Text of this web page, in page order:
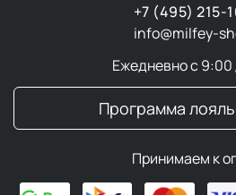
+7 (495) 215-
info@milfey-
Ежедневно с 9:00
Программа
Принимаем к